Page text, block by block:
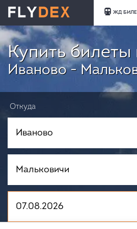
ЖД
Купить билеты
Иваново -
Откуда